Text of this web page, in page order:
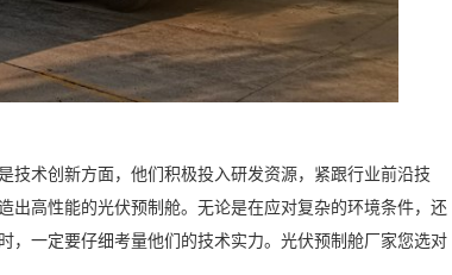
技术创新方面，他们积极投入研发资源，紧跟行业前沿技
出高性能的光伏预制舱。无论是在应对复杂的环境条件，还
，一定要仔细考量他们的技术实力。光伏预制舱厂家您选对